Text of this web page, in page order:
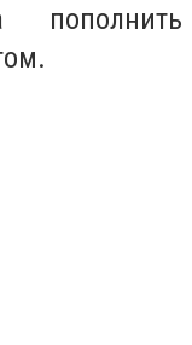
пополнить